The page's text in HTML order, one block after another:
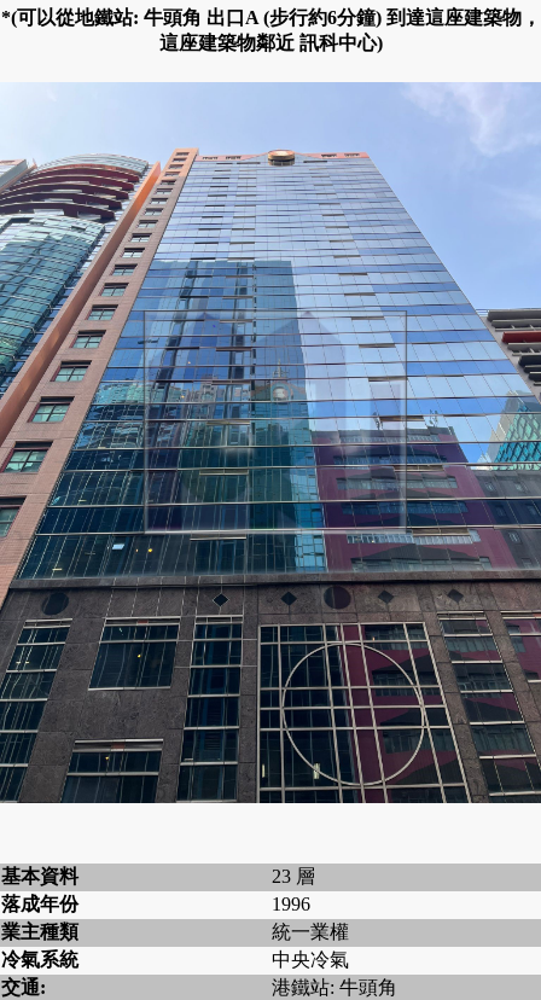
*(可以從地鐵站: 牛頭角 出口A (步行約6分鐘) 到達這座建築物，
這座建築物鄰近 訊科中心)
基本資料
23 層
落成年份
1996
業主種類
統一業權
冷氣系統
中央冷氣
交通:
港鐵站: 牛頭角